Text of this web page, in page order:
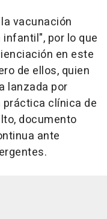
vacunación
por lo que
en este
de ellos, quien
lanzada por
clínica de
documento
ante